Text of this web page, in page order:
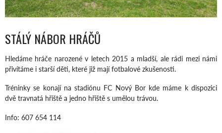
STÁLÝ NÁBOR HRÁČŮ
Hledáme hráče narozené v letech 2015 a mladší, ale rádi mezi námi
přivítáme i starší děti, které již mají fotbalové zkušenosti.
Tréninky se konají na stadiónu FC Nový Bor kde máme k dispozici
dvě travnatá hřiště a jedno hřiště s umělou trávou.
Info: 607 654 114